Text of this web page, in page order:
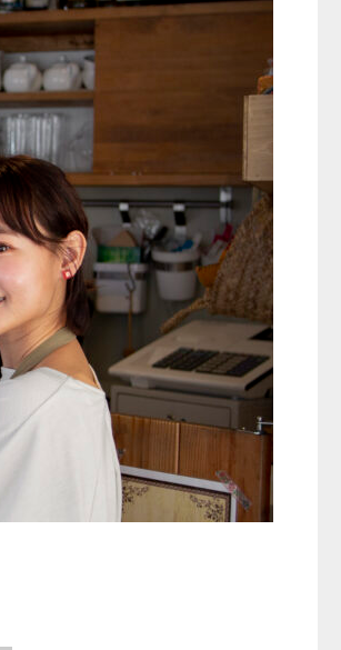
けと評価フレーム
バイヤー実務
コーヒーバッグ（ドリップバッグ）を物
販の「撒き餌」にする集客戦略｜カフェ
の売上を広げる導線設計